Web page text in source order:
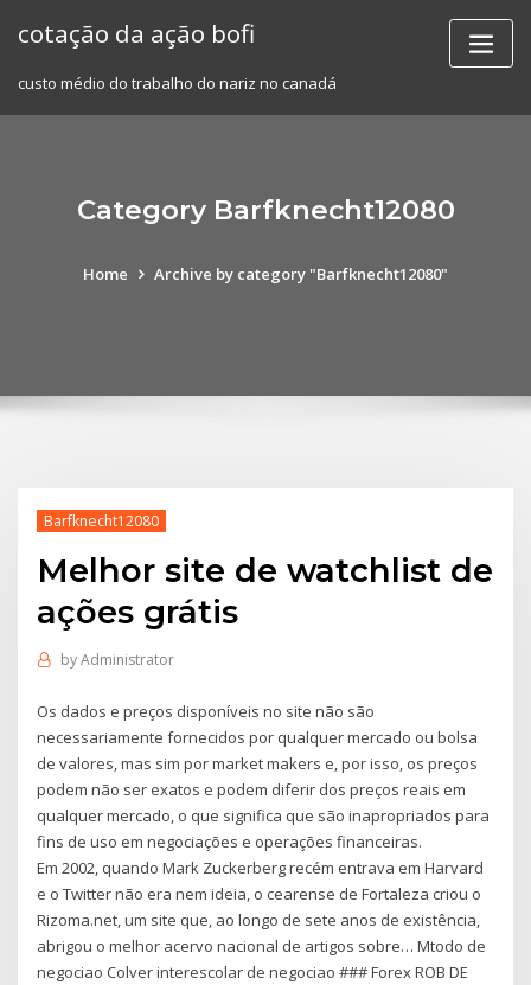
cotação da ação bofi
custo médio do trabalho do nariz no canadá
Category Barfknecht12080
Home Archive by category "Barfknecht12080"
Barfknecht12080
Melhor site de watchlist de
ações grátis
byAdministrator
Os dados e preços disponíveis no site não são
necessariamente fornecidos por qualquer mercado ou bolsa
de valores, mas sim por market makers e, por isso, os preços
podem não ser exatos e podem diferir dos preços reais em
qualquer mercado, o que significa que são inapropriados para
fins de uso em negociações e operações financeiras.
Em 2002, quando Mark Zuckerberg recém entrava em Harvard
e o Twitter não era nem ideia, o cearense de Fortaleza criou o
Rizoma.net, um site que, ao longo de sete anos de existência,
abrigou o melhor acervo nacional de artigos sobre… Mtodo de
negociao Colver interescolar de negociao ### Forex ROB DE